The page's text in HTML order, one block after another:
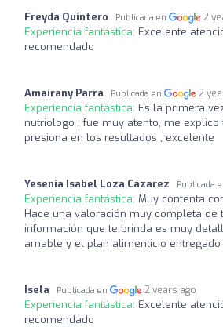
Freyda Quintero Publicada en 2
Experiencia fantástica: Excelente
recomendado
Amairany Parra Publicada en 2
Experiencia fantástica: Es la primera
nutriologo , fue muy atento, me
presiona en los resultados , excelente
Yesenia Isabel Loza Cázarez Publicada
Experiencia fantástica: Muy contenta
Hace una valoración muy completa de
información que te brinda es muy
amable y el plan alimenticio entregado
Isela Publicada en 2 years ago
Experiencia fantástica: Excelente
recomendado